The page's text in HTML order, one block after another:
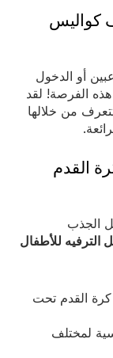
أو الدخول
يورو 2024، لديك هذه الفرصة! لقد
من خلالها
القدم
الجذب
للأطفال
القدم تحت
لمختلف